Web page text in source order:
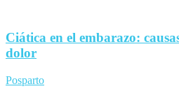
Ciática en el embarazo:
dolor
Posparto